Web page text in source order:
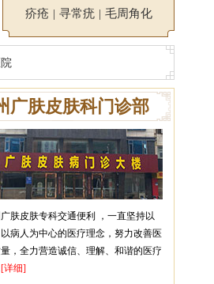
疥疮 | 寻常疣 | 毛周角化
广肤皮肤科门诊部
肤皮肤专科交通便利 ，一直坚持以
病人为中心的医疗理念，努力改善医
，全力营造诚信、理解、和谐的医疗
[详细]